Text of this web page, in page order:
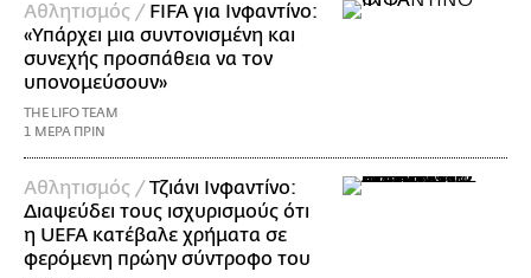
Αθλητισμός / FIFA για Ινφαντίνο:
«Υπάρχει μια συντονισμένη και
συνεχής προσπάθεια να τον
υπονομεύσουν»
THE LIFO TEAM
1 ΜΕΡΑ ΠΡΙΝ
Αθλητισμός /Τζιάνι Ινφαντίνο:
Διαψεύδει τους ισχυρισμούς ότι
η UEFA κατέβαλε χρήματα σε
φερόμενη πρώην σύντροφο του